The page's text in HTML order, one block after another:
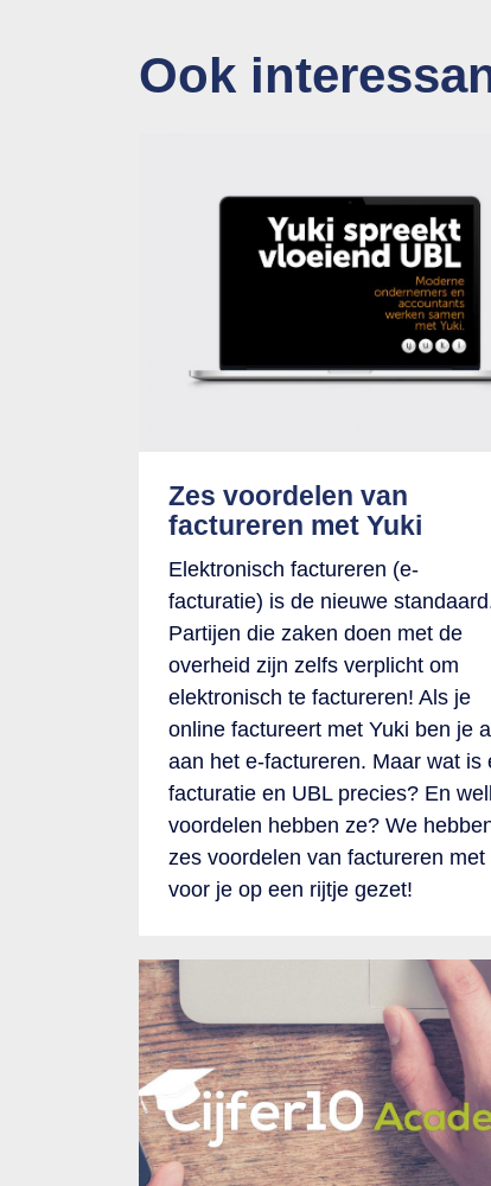
Ook
Zes voordelen van
factureren met Yuki
Elektronisch factureren (e-
facturatie) is de nieuwe
Partijen die zaken doen met de
overheid zijn zelfs verplicht om
elektronisch te factureren! Als je
online factureert met Yuki ben je
aan het e-factureren. Maar wat is
facturatie en UBL precies? En
voordelen hebben ze? We
zes voordelen van factureren met
voor je op een rijtje gezet!